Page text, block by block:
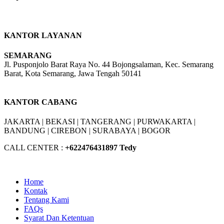
KANTOR LAYANAN
SEMARANG
Jl. Pusponjolo Barat Raya No. 44 Bojongsalaman, Kec. Semarang
Barat, Kota Semarang, Jawa Tengah 50141
KANTOR CABANG
JAKARTA | BEKASI | TANGERANG | PURWAKARTA |
BANDUNG | CIREBON | SURABAYA | BOGOR
CALL CENTER : +622476431897 Tedy
Home
Kontak
Tentang Kami
FAQs
Syarat Dan Ketentuan